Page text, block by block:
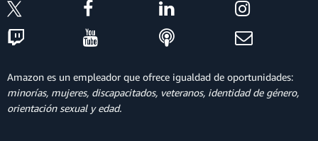
Amazon es un empleador que ofrece igualdad de oportunidades:
minorías, mujeres, discapacitados, veteranos, identidad de género,
orientación sexual y edad.